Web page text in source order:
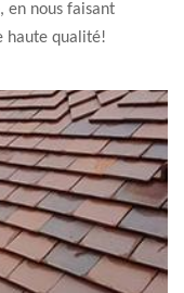
en nous faisant
haute qualité!